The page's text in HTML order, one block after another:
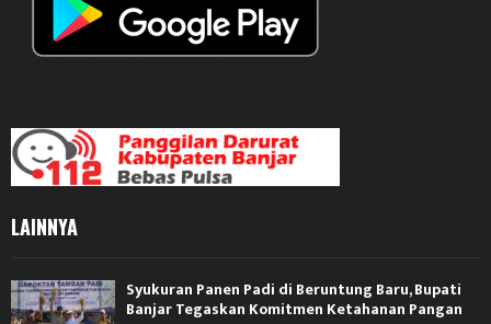
LAINNYA
Syukuran Panen Padi di Beruntung Baru, Bupati
Banjar Tegaskan Komitmen Ketahanan Pangan